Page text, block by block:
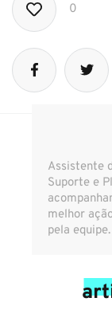
0
Assistente
Suporte e
melhor
pela equipe.